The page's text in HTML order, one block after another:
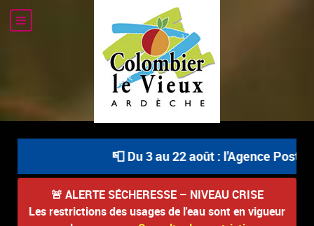
📮 Du 3 au 22 août : l'Agence Postale
🚨 ALERTE SÉCHERESSE – NIVEAU CRISE
Les restrictions des usages de l'eau sont en vigueur